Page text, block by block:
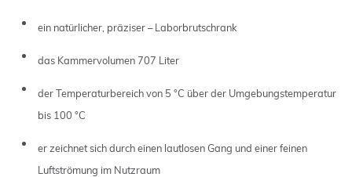
ein natürlicher, präziser – Laborbrutschrank
das Kammervolumen 707 Liter
der Temperaturbereich von 5 °C über der Umgebungstemperatur
bis 100 °C
er zeichnet sich durch einen lautlosen Gang und einer feinen
Luftströmung im Nutzraum